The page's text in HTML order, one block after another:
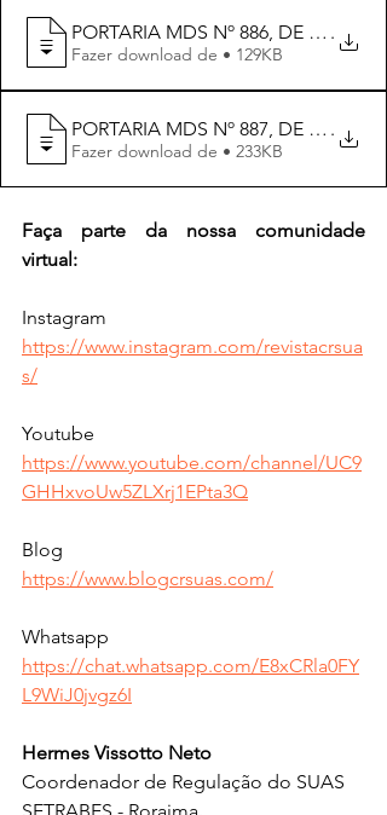
PORTARIA MDS Nº 886, DE 18 DE
.
Fazer download de • 129KB
PORTARIA MDS Nº 887, DE 26 DE
.
Fazer download de • 233KB
Faça parte da nossa comunidade
virtual:
Instagram
https://www.instagram.com/revistacrsua
s/
Youtube
https://www.youtube.com/channel/UC9
GHHxvoUw5ZLXrj1EPta3Q
Blog
https://www.blogcrsuas.com/
Whatsapp
https://chat.whatsapp.com/E8xCRla0FY
L9WiJ0jvgz6I
Hermes Vissotto Neto
Coordenador de Regulação do SUAS